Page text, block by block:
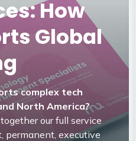
How
Global
complex tech
North America?
our full service
permanent, executive